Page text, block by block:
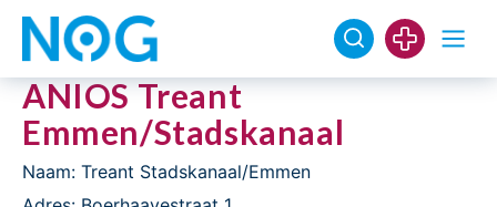
ANIOS Treant
Emmen/Stadskanaal
Naam: Treant Stadskanaal/Emmen